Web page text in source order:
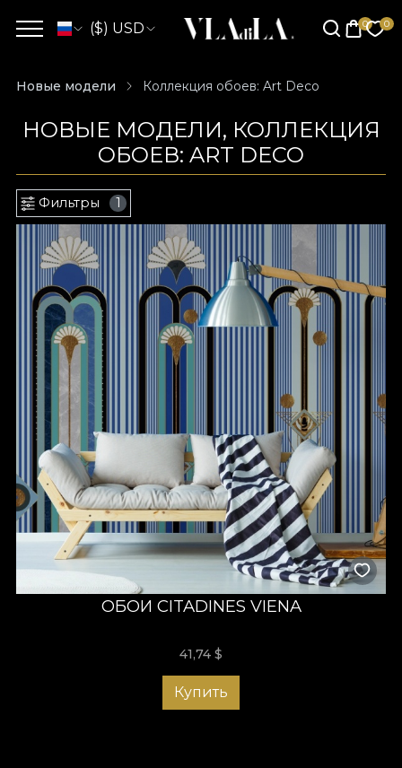
($) USD
Новые модели Коллекция обоев: Art Deco
НОВЫЕ МОДЕЛИ, КОЛЛЕКЦИЯ
ОБОЕВ: ART DECO
Фильтры 1
ОБОИ CITADINES VIENA
41,74 $
Купить